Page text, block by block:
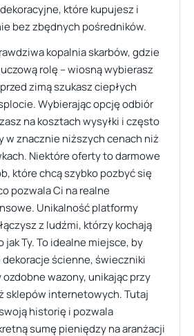
które kupujesz i
bez zbędnych pośredników.
kopalnia skarbów, gdzie
rolę – wiosną wybierasz
zimą szukasz ciepłych
Wybierając opcję odbiór
na kosztach wysyłki i często
w znacznie niższych cenach niż
Niektóre oferty to darmowe
które chcą szybko pozbyć się
pozwala Ci na realne
Unikalność platformy
z ludźmi, którzy kochają
jak Ty. To idealne miejsce, by
ścienne, świeczniki
wazony, unikając przy
sklepów internetowych. Tutaj
historię i pozwala
sumę pieniędzy na aranżacji